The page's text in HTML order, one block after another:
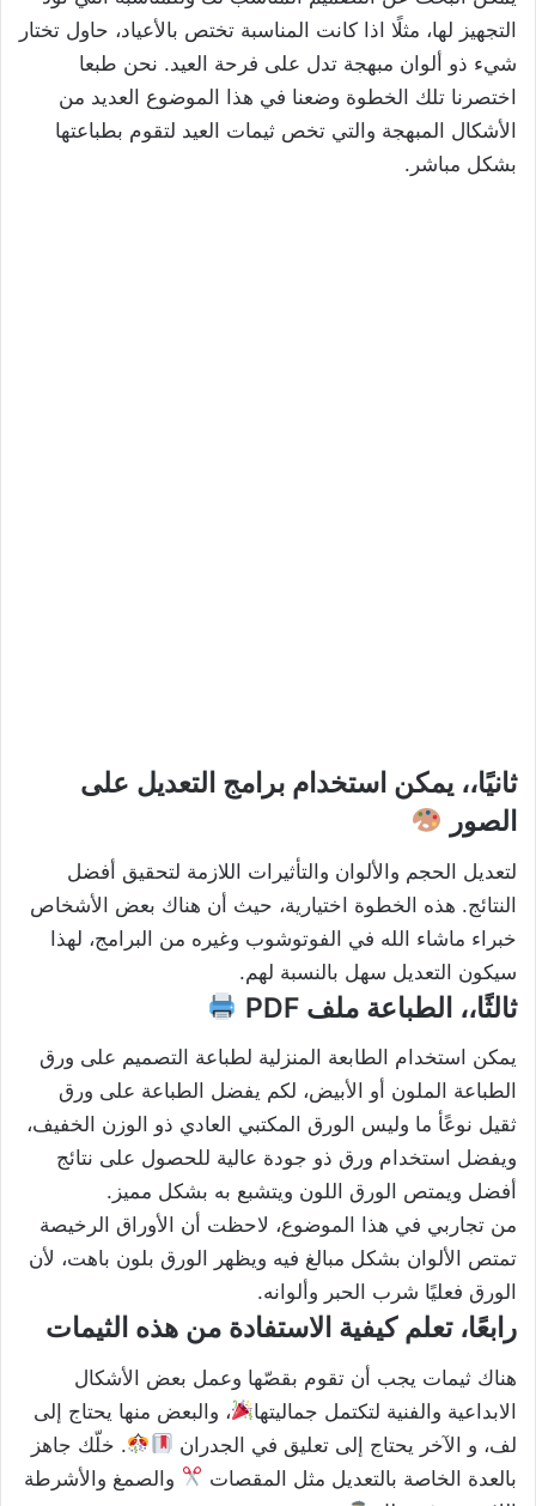
التجهيز لها، مثلًا اذا كانت المناسبة تختص بالأعياد، حاول تختار
شيء ذو ألوان مبهجة تدل على فرحة العيد. نحن طبعا
اختصرنا تلك الخطوة وضعنا في هذا الموضوع العديد من
الأشكال المبهجة والتي تخص ثيمات العيد لتقوم بطباعتها
بشكل مباشر.
ثانيًا،، يمكن استخدام برامج التعديل على
الصور
لتعديل الحجم والألوان والتأثيرات اللازمة لتحقيق أفضل
النتائج. هذه الخطوة اختيارية، حيث أن هناك بعض الأشخاص
خبراء ماشاء الله في الفوتوشوب وغيره من البرامج، لهذا
سيكون التعديل سهل بالنسبة لهم.
ثالثًا،، الطباعة ملف PDF
يمكن استخدام الطابعة المنزلية لطباعة التصميم على ورق
الطباعة الملون أو الأبيض، لكم يفضل الطباعة على ورق
ثقيل نوعًأ ما وليس الورق المكتبي العادي ذو الوزن الخفيف،
ويفضل استخدام ورق ذو جودة عالية للحصول على نتائج
أفضل ويمتص الورق اللون ويتشبع به بشكل مميز.
من تجاربي في هذا الموضوع، لاحظت أن الأوراق الرخيصة
تمتص الألوان بشكل مبالغ فيه ويظهر الورق بلون باهت، لأن
الورق فعليًا شرب الحبر وألوانه.
رابعًا، تعلم كيفية الاستفادة من هذه الثيمات
هناك ثيمات يجب أن تقوم بقصّها وعمل بعض الأشكال
الابداعية والفنية لتكتمل جماليتها
، والبعض منها يحتاج إلى
لف، و الآخر يحتاج إلى تعليق في الجدران
. خلّك جاهز
بالعدة الخاصة بالتعديل مثل المقصات
والصمغ والأشرطة